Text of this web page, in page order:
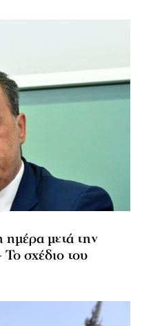
ημέρα μετά την
σχέδιο του